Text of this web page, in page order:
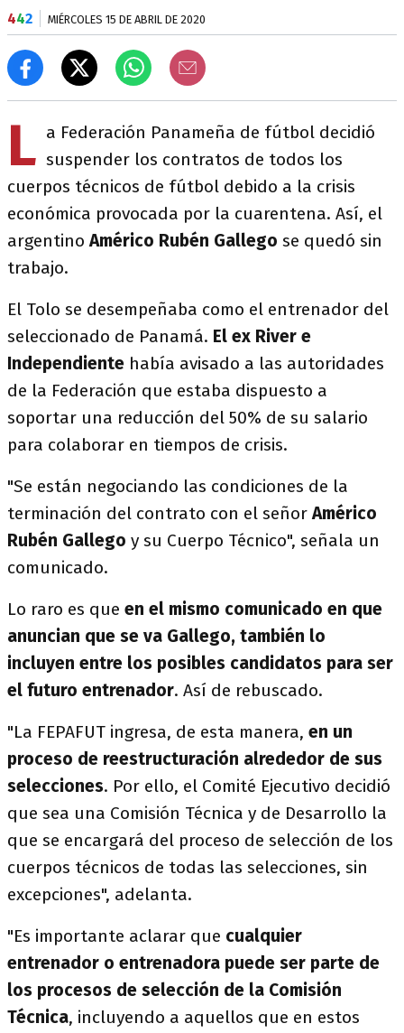
442 MIÉRCOLES 15 DE ABRIL DE 2020
L a Federación Panameña de fútbol decidió
suspender los contratos de todos los
cuerpos técnicos de fútbol debido a la crisis
económica provocada por la cuarentena. Así, el
argentinoAmérico Rubén Gallego se quedó sin
trabajo.
El Tolo se desempeñaba como el entrenador del
seleccionado de Panamá. El ex River e
Independiente había avisado a las autoridades
de la Federación que estaba dispuesto a
soportar una reducción del 50% de su salario
para colaborar en tiempos de crisis.
"Se están negociando las condiciones de la
terminación del contrato con el señorAmérico
Rubén Gallego y su Cuerpo Técnico", señala un
comunicado.
Lo raro es que en el mismo comunicado en que
anuncian que se va Gallego, también lo
incluyen entre los posibles candidatos para ser
el futuro entrenador. Así de rebuscado.
"La FEPAFUT ingresa, de esta manera, en un
proceso de reestructuración alrededor de sus
selecciones. Por ello, el Comité Ejecutivo decidió
que sea una Comisión Técnica y de Desarrollo la
que se encargará del proceso de selección de los
cuerpos técnicos de todas las selecciones, sin
excepciones", adelanta.
"Es importante aclarar que cualquier
entrenador o entrenadora puede ser parte de
los procesos de selección de la Comisión
Técnica, incluyendo a aquellos que en estos